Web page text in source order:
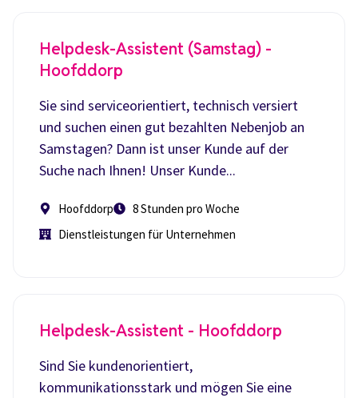
Helpdesk-Assistent (Samstag) -
Hoofddorp
Sie sind serviceorientiert, technisch versiert
und suchen einen gut bezahlten Nebenjob an
Samstagen? Dann ist unser Kunde auf der
Suche nach Ihnen! Unser Kunde...
Hoofddorp
8 Stunden pro Woche
Dienstleistungen für Unternehmen
Helpdesk-Assistent - Hoofddorp
Sind Sie kundenorientiert,
kommunikationsstark und mögen Sie eine